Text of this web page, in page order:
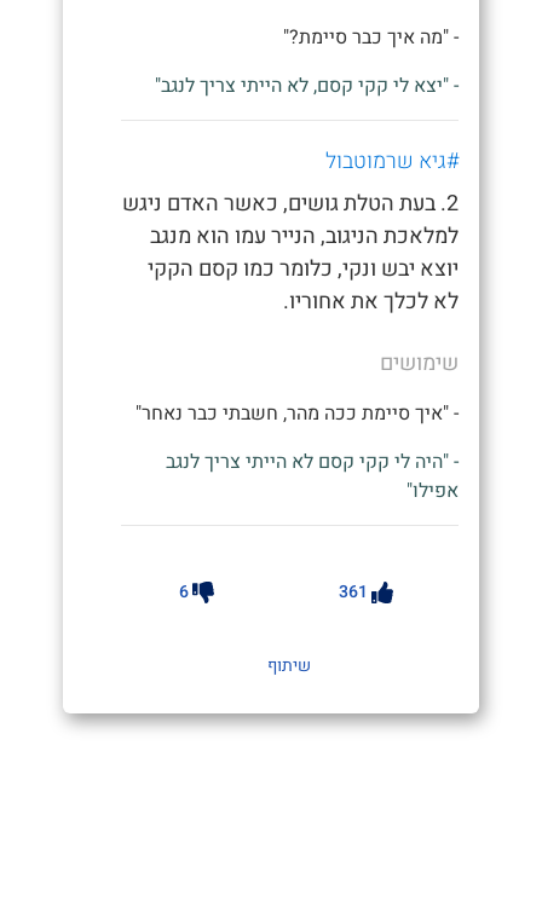
- "מה איך כבר סיימת?"
- "יצא לי קקי קסם, לא הייתי צריך לנגב"
#גיא שרמוטבול
2. בעת הטלת גושים, כאשר האדם ניגש
למלאכת הניגוב, הנייר עמו הוא מנגב
יוצא יבש ונקי, כלומר כמו קסם הקקי
לא לכלך את אחוריו.
שימושים
- "איך סיימת ככה מהר, חשבתי כבר נאחר"
- "היה לי קקי קסם לא הייתי צריך לנגב
אפילו"
361
6
שיתוף